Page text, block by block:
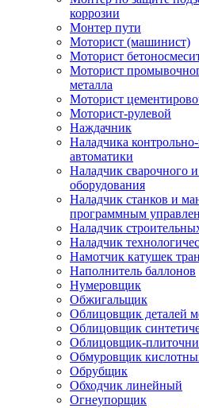
коррозии
Монтер пути
Моторист (машинист)
Моторист
Моторист
металла
Моторист
Моторист-рулевой
Наждачник
Наладчика
автоматики
Наладчик сварочного и
оборудования
Наладчик станков и
программным
Наладчик
Наладчик
Намотчик катушек
Наполнитель баллонов
Нумеровщик
Обжигальщик
Облицовщик деталей
Облицовщик
Облицовщик-
Обмуровщик
Обрубщик
Обходчик линейный
Огнеупорщик